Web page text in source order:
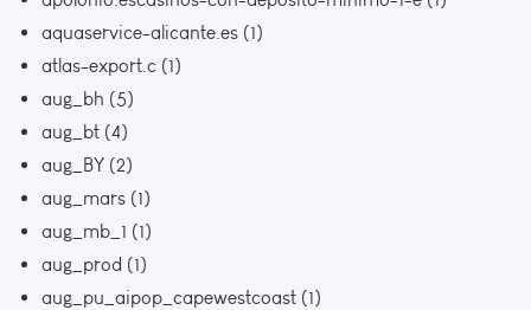
aquaservice-alicante.es (1)
atlas-export.c (1)
aug_bh (5)
aug_bt (4)
aug_BY (2)
aug_mars (1)
aug_mb_1 (1)
aug_prod (1)
aug_pu_aipop_capewestcoast (1)